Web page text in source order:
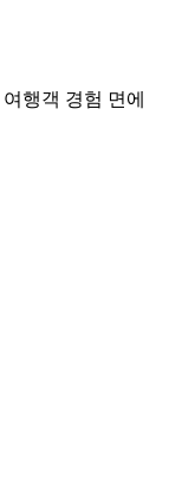
행객 경험 면에